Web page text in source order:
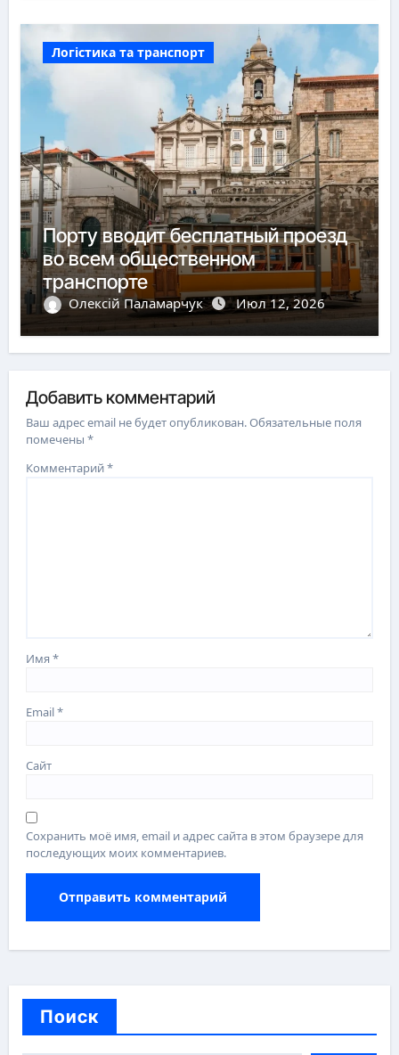
Логістика та транспорт
Порту вводит бесплатный проезд
во всем общественном
транспорте
Олексій Паламарчук Июл 12, 2026
Добавить комментарий
Ваш адрес email не будет опубликован.Обязательные поля
помечены*
Комментарий*
Имя*
Email*
Сайт
Сохранить моё имя, email и адрес сайта в этом браузере для
последующих моих комментариев.
Поиск